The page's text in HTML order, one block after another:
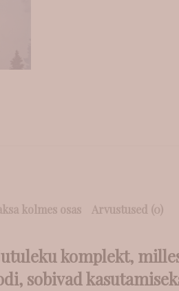
kolmes osas Arvustused (0)
komplekt,
sobivad